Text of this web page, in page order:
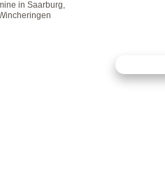
in Saarburg,